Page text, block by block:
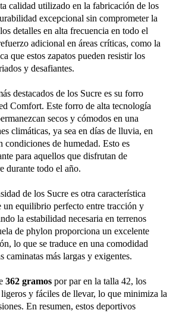
calidad utilizado en la fabricación de los
excepcional sin comprometer la
detalles en alta frecuencia en todo el
adicional en áreas críticas, como la
que estos zapatos pueden resistir los
y desafiantes.
destacados de los Sucre es su forro
Comfort. Este forro de alta tecnología
secos y cómodos en una
climáticas, ya sea en días de lluvia, en
condiciones de humedad. Esto es
para aquellos que disfrutan de
durante todo el año.
de los Sucre es otra característica
un equilibrio perfecto entre tracción y
la estabilidad necesaria en terrenos
de phylon proporciona un excelente
lo que se traduce en una comodidad
caminatas más largas y exigentes.
362 gramos por par en la talla 42, los
y fáciles de llevar, lo que minimiza la
En resumen, estos deportivos